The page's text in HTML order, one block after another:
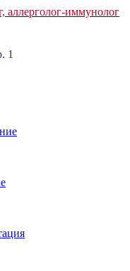
аллерголог-иммунолог
1